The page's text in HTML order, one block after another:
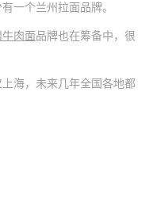
一个兰州拉面品牌。
牛肉面品牌也在筹备中，很
海，未来几年全国各地都